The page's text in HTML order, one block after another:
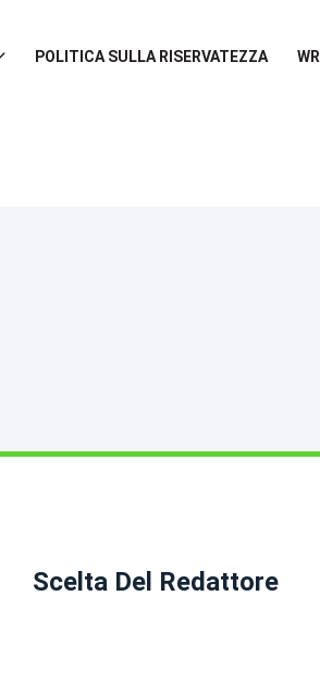
POLITICA SULLA RISERVATEZZA
Scelta Del Redattore